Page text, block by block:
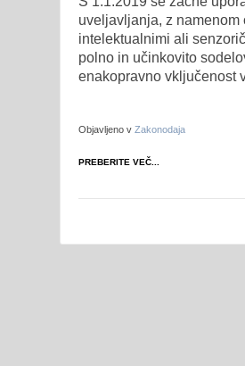
uveljavljanja, z
intelektualnimi ali
polno in učinkovito
enakopravno vključenost
Objavljeno v Zakonodaja
PREBERITE VEČ...